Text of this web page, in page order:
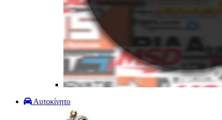
Αυτοκίνητο